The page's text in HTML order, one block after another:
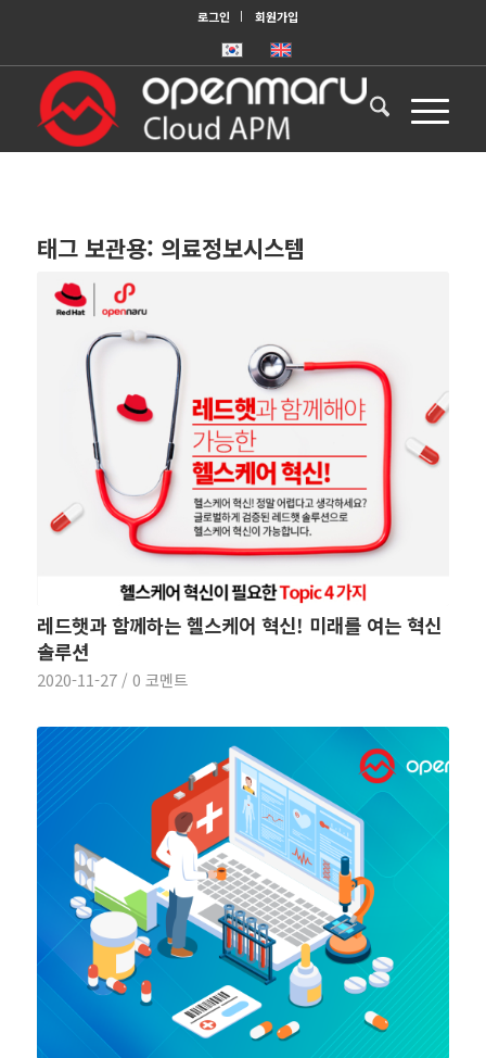
로그인 회원가입
태그 보관용: 의료정보시스템
레드햇과 함께하는 헬스케어 혁신! 미래를 여는 혁신
솔루션
2020-11-27 / 0 코멘트